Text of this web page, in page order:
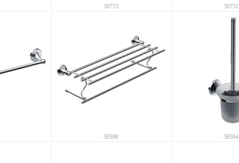
39753 39751
39598 39594